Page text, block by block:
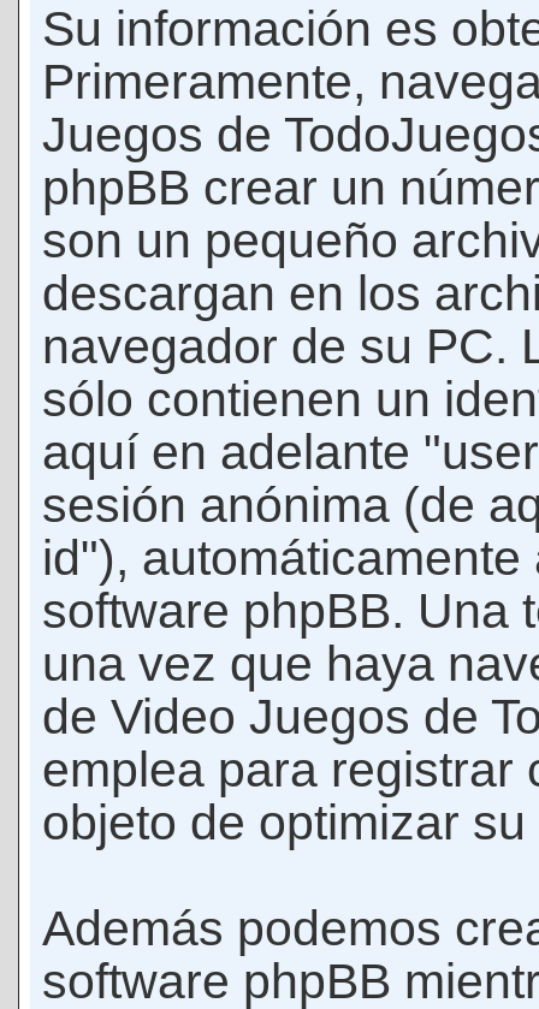
Su información es
Primeramente,
Juegos de
phpBB crear un
son un pequeño
descargan en los
navegador de su PC.
sólo contienen un
aquí en adelante
sesión anónima (de
id"),
software phpBB. Una
una vez que haya
de Video Juegos de
emplea para registrar
objeto de optimizar
Además podemos
software phpBB